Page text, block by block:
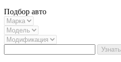
Подбор авто
Узнать